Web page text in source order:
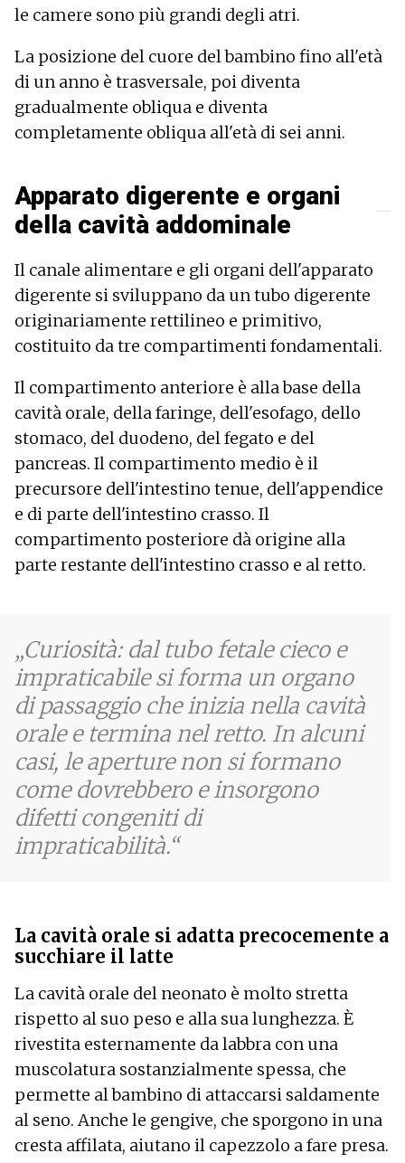
le camere sono più grandi degli atri.
La posizione del cuore del bambino fino all'età
di un anno è trasversale, poi diventa
gradualmente obliqua e diventa
completamente obliqua all'età di sei anni.
Apparato digerente e organi
della cavità addominale
Il canale alimentare e gli organi dell'apparato
digerente si sviluppano da un tubo digerente
originariamente rettilineo e primitivo,
costituito da tre compartimenti fondamentali.
Il compartimento anteriore è alla base della
cavità orale, della faringe, dell'esofago, dello
stomaco, del duodeno, del fegato e del
pancreas. Il compartimento medio è il
precursore dell'intestino tenue, dell'appendice
e di parte dell'intestino crasso. Il
compartimento posteriore dà origine alla
parte restante dell'intestino crasso e al retto.
Curiosità: dal tubo fetale cieco e
impraticabile si forma un organo
di passaggio che inizia nella cavità
orale e termina nel retto. In alcuni
casi, le aperture non si formano
come dovrebbero e insorgono
difetti congeniti di
impraticabilità.
La cavità orale si adatta precocemente a
succhiare il latte
La cavità orale del neonato è molto stretta
rispetto al suo peso e alla sua lunghezza. È
rivestita esternamente da labbra con una
muscolatura sostanzialmente spessa, che
permette al bambino di attaccarsi saldamente
al seno. Anche le gengive, che sporgono in una
cresta affilata, aiutano il capezzolo a fare presa.